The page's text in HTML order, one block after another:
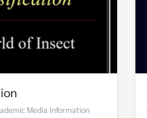
Media Information